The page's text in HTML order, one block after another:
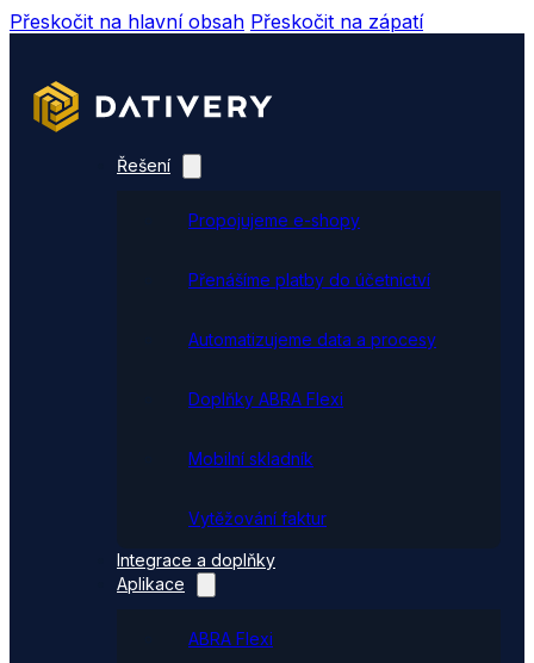
Přeskočit na hlavní obsah Přeskočit na zápatí
Řešení
Propojujeme e-shopy
Přenášíme platby do účetnictví
Automatizujeme data a procesy
Doplňky ABRA Flexi
Mobilní skladník
Vytěžování faktur
Integrace a doplňky
Aplikace
ABRA Flexi